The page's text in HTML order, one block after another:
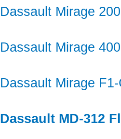
Dassault Mirage
Dassault Mirage
Dassault Mirage
Dassault MD-312